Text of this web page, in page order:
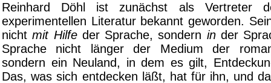
Reinhard Döhl ist zunächst als Vertreter
experimentellen Literatur bekannt geworden.
nichtmit Hilfeder Sprache, sondern inder
Sprache nicht länger der Medium der
sondern ein Neuland, in dem es gilt,
Das, was sich entdecken läßt, hat für ihn, und